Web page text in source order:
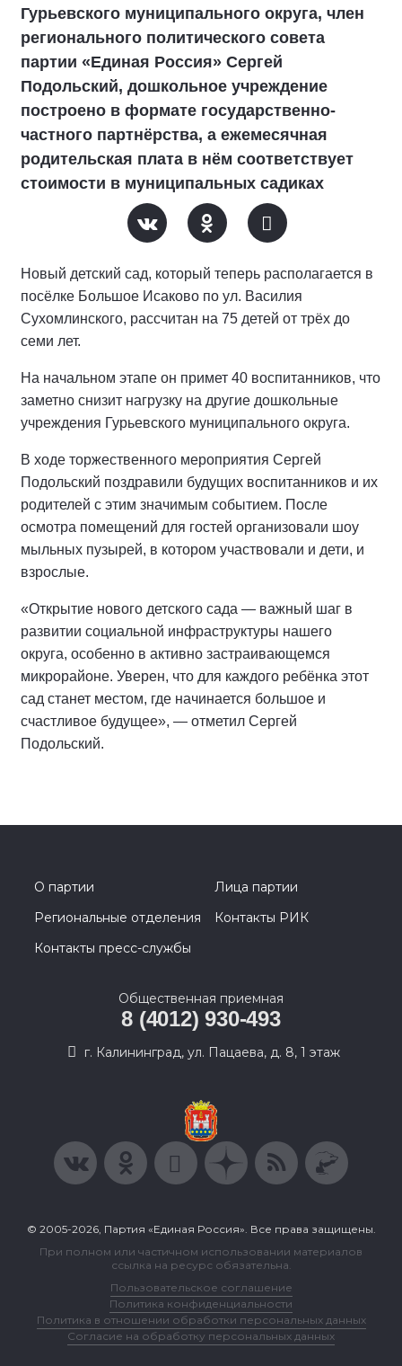
Гурьевского муниципального округа, член
регионального политического совета
партии «Единая Россия» Сергей
Подольский, дошкольное учреждение
построено в формате государственно-
частного партнёрства, а ежемесячная
родительская плата в нём соответствует
стоимости в муниципальных садиках
Новый детский сад, который теперь располагается в
посёлке Большое Исаково по ул. Василия
Сухомлинского, рассчитан на 75 детей от трёх до
семи лет.
На начальном этапе он примет 40 воспитанников, что
заметно снизит нагрузку на другие дошкольные
учреждения Гурьевского муниципального округа.
В ходе торжественного мероприятия Сергей
Подольский поздравили будущих воспитанников и их
родителей с этим значимым событием. После
осмотра помещений для гостей организовали шоу
мыльных пузырей, в котором участвовали и дети, и
взрослые.
«Открытие нового детского сада — важный шаг в
развитии социальной инфраструктуры нашего
округа, особенно в активно застраивающемся
микрорайоне. Уверен, что для каждого ребёнка этот
сад станет местом, где начинается большое и
счастливое будущее», — отметил Сергей
Подольский.
О партии
Лица партии
Региональные отделения
Контакты РИК
Контакты пресс-службы
Общественная приемная
8 (4012) 930-493
г. Калининград, ул. Пацаева, д. 8, 1 этаж
© 2005-2026, Партия «Единая Россия». Все права защищены.
При полном или частичном использовании материалов
ссылка на ресурс обязательна.
Пользовательское соглашение
Политика конфиденциальности
Политика в отношении обработки персональных данных
Согласие на обработку персональных данных